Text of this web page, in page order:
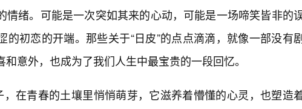
情绪。可能是一次突如其来的心动，可能是一场啼笑皆非的
的初恋的开端。那些关于“日皮”的点点滴滴，就像一部没有
意外，也成为了我们人生中最宝贵的一段回忆。
，在青春的土壤里悄悄萌芽，它滋养着懵懂的心灵，也塑造